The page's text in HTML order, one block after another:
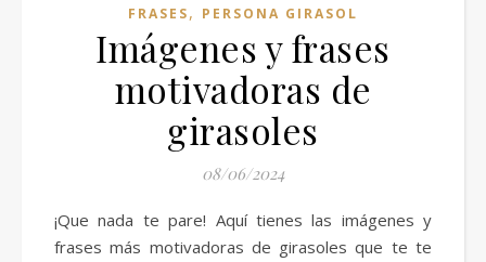
FRASES, PERSONA GIRASOL
Imágenes y frases
motivadoras de
girasoles
08/06/2024
¡Que nada te pare! Aquí tienes las imágenes y
frases más motivadoras de girasoles que te te